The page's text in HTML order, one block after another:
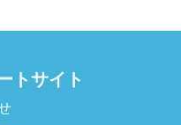
トサイト